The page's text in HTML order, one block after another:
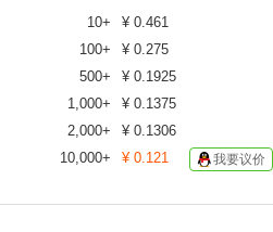
10+ ¥ 0.461
100+ ¥ 0.275
500+ ¥ 0.1925
1,000+ ¥ 0.1375
2,000+ ¥ 0.1306
10,000+ ¥ 0.121 我要议价